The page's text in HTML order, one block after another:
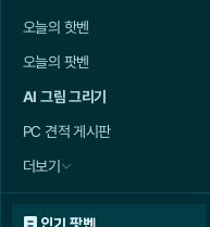
오늘의 핫벤
오늘의 팟벤
AI 그림 그리기
PC 견적 게시판
더보기
인기 팟벤